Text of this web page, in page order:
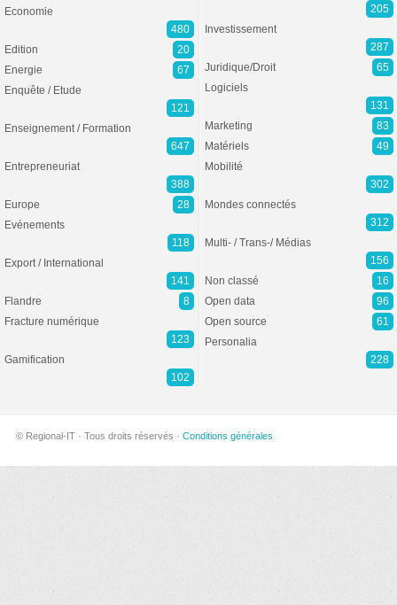
Economie
480
Edition
20
Energie
67
Enquête / Etude
121
Enseignement / Formation
647
Entrepreneuriat
388
Europe
28
Evénements
118
Export / International
141
Flandre
8
Fracture numérique
123
Gamification
102
205
Investissement
287
Juridique/Droit
65
Logiciels
131
Marketing
83
Matériels
49
Mobilité
302
Mondes connectés
312
Multi- / Trans-/ Médias
156
Non classé
16
Open data
96
Open source
61
Personalia
228
© Regional-IT · Tous droits réservés · Conditions générales